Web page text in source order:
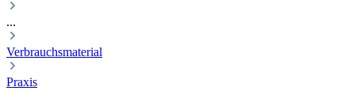
...
Verbrauchsmaterial
Praxis